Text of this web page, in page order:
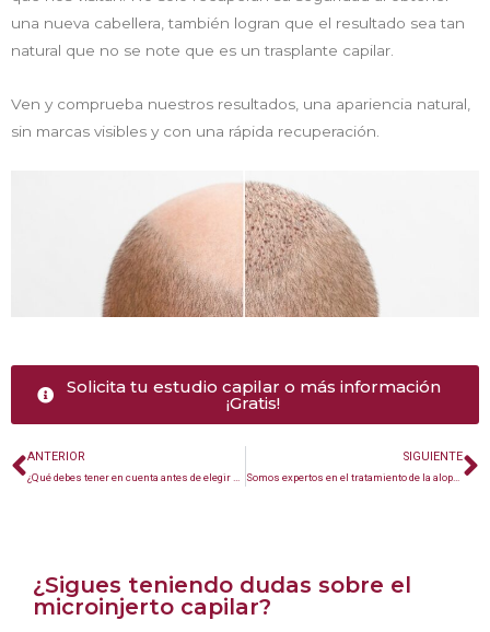
una nueva cabellera, también logran que el resultado sea tan
natural que no se note que es un trasplante capilar.
Ven y comprueba nuestros resultados, una apariencia natural,
sin marcas visibles y con una rápida recuperación.
Solicita tu estudio capilar o más información
¡Gratis!
ANTERIOR
¿Qué debes tener en cuenta antes de elegir un centro capilar en Valencia?
SIGUIENTE
Somos expertos en el tratamiento de la alopecia en Valencia
¿Sigues teniendo dudas sobre el
microinjerto capilar?